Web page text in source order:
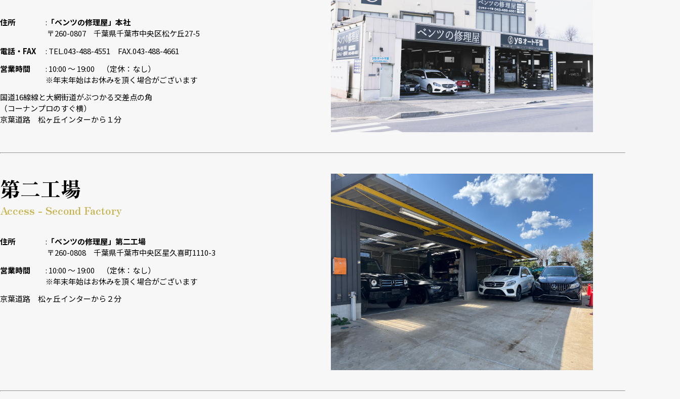
住所
「ベンツの修理屋」本社
〒260-0807 千葉県千葉市中央区松ケ丘27-5
電話・FAX
TEL.043-488-4551 FAX.043-488-4661
営業時間
10:00 〜 19:00 （定休：なし）
※年末年始はお休みを頂く場合がございます
国道16線線と大網街道がぶつかる交差点の角
（コーナンプロのすぐ横）
京葉道路 松ヶ丘インターから１分
第二工場
Access - Second Factory
住所
「ベンツの修理屋」第二工場
〒260-0808 千葉県千葉市中央区星久喜町1110-3
営業時間
10:00 〜 19:00 （定休：なし）
※年末年始はお休みを頂く場合がございます
京葉道路 松ヶ丘インターから２分